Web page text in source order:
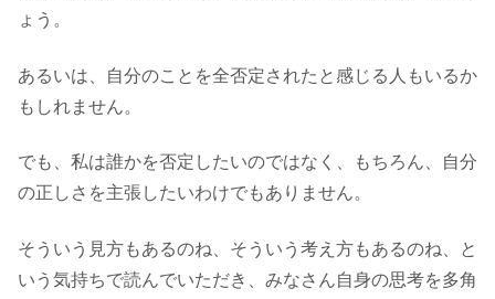
ょう。
あるいは、自分のことを全否定されたと感じる人もいるか
もしれません。
でも、私は誰かを否定したいのではなく、もちろん、自分
の正しさを主張したいわけでもありません。
そういう見方もあるのね、そういう考え方もあるのね、と
いう気持ちで読んでいただき、みなさん自身の思考を多角